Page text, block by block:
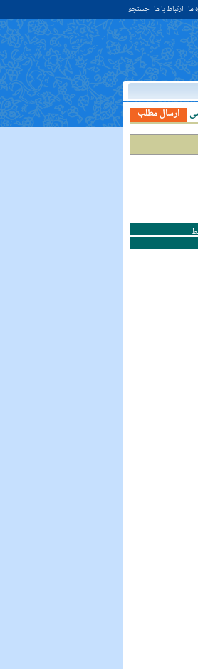
ما ارتباط با ما جستجو
کن. ( غررالحکم ح ۴۰۴۴ ) حدیث:امام
ارسال مطلب